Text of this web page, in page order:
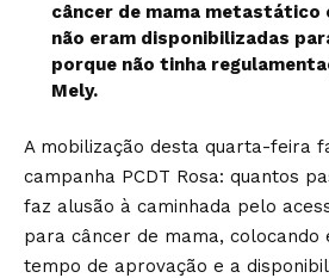
câncer de mama metastático
não eram disponibilizadas
porque não tinha
Mely.
A mobilização desta quarta-feira
campanha PCDT Rosa: quantos
faz alusão à caminhada pelo
para câncer de mama, colocando
tempo de aprovação e a